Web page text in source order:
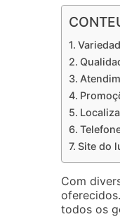
Site do
Com
todos os